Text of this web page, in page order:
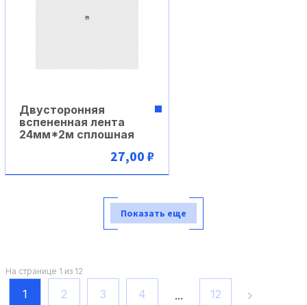
Двусторонняя
вспененная лента
24мм*2м сплошная
27,00 ₽
Показать еще
На странице 1 из 12
1 2 3 4 ... 12